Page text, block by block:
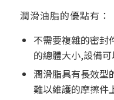
潤滑油脂的優點有：
不需要複雜的密封
的總體大小,設備
潤滑脂具有長效型
難以維護的摩擦件